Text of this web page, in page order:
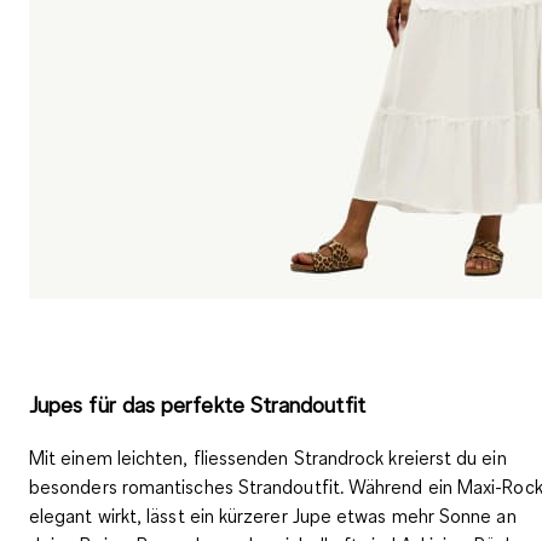
Jupes für das perfekte Strandoutfit
Mit einem leichten, fliessenden Strandrock kreierst du ein
besonders romantisches Strandoutfit. Während ein Maxi-Rock
elegant wirkt, lässt ein kürzerer Jupe etwas mehr Sonne an